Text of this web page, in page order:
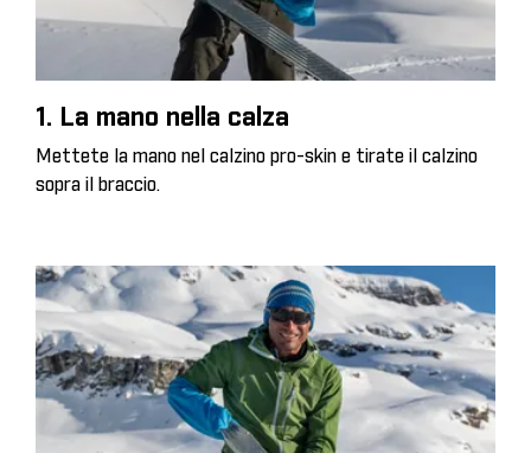
1. La mano nella calza
Mettete la mano nel calzino pro-skin e tirate il calzino
sopra il braccio.